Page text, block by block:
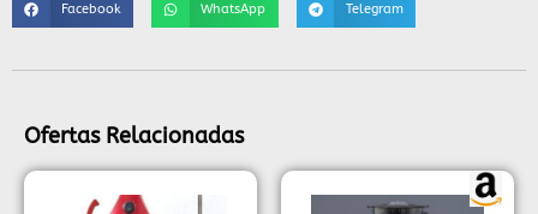
Facebook WhatsApp Telegram
Ofertas Relacionadas